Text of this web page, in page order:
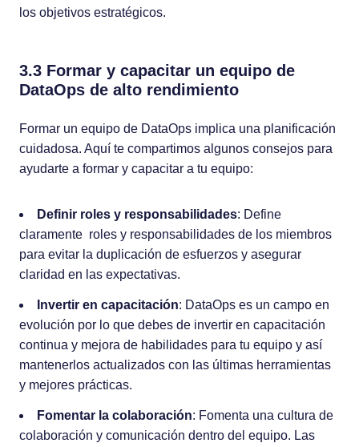
los objetivos estratégicos.
3.3 Formar y capacitar un equipo de
DataOps de alto rendimiento
Formar un equipo de DataOps implica una planificación
cuidadosa. Aquí te compartimos algunos consejos para
ayudarte a formar y capacitar a tu equipo:
Definir roles y responsabilidades: Define
claramente roles y responsabilidades de los miembros
para evitar la duplicación de esfuerzos y asegurar
claridad en las expectativas.
Invertir en capacitación: DataOps es un campo en
evolución por lo que debes de invertir en capacitación
continua y mejora de habilidades para tu equipo y así
mantenerlos actualizados con las últimas herramientas
y mejores prácticas.
Fomentar la colaboración: Fomenta una cultura de
colaboración y comunicación dentro del equipo. Las